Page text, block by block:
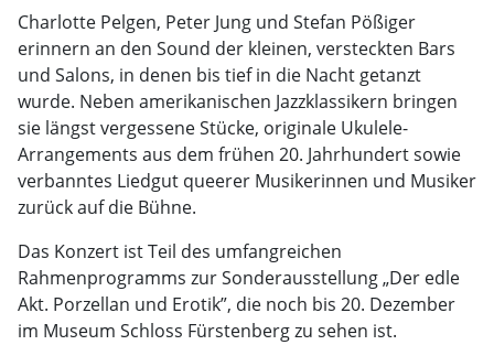
Charlotte Pelgen, Peter Jung und Stefan Pößiger
erinnern an den Sound der kleinen, versteckten Bars
und Salons, in denen bis tief in die Nacht getanzt
wurde. Neben amerikanischen Jazzklassikern bringen
sie längst vergessene Stücke, originale Ukulele-
Arrangements aus dem frühen 20. Jahrhundert sowie
verbanntes Liedgut queerer Musikerinnen und Musiker
zurück auf die Bühne.
Das Konzert ist Teil des umfangreichen
Rahmenprogramms zur Sonderausstellung „Der edle
Akt. Porzellan und Erotik”, die noch bis 20. Dezember
im Museum Schloss Fürstenberg zu sehen ist.